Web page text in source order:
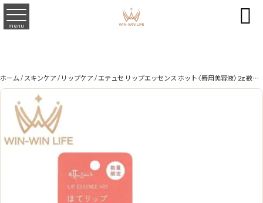
menu 
ホーム/スキンケア/ リップケア/ エテュセ リップエッセンス ホット〈唇用美容液〉2g 数量限定 リップ美容液 リップトリートメント リップエッセンス 集中リップケア ラッピング効果 長時間保湿 うるおい 血色感 唇の荒れ・乾燥を防ぐ ハイパーグロスオイル配合 美容オイル配合 無香料 Ettusais ettusais